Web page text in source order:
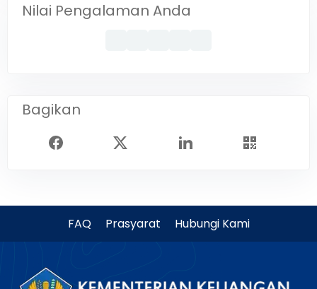
Nilai Pengalaman Anda
Bagikan
FAQ Prasyarat Hubungi Kami